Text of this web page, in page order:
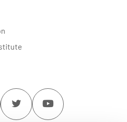
Twitter Youtube